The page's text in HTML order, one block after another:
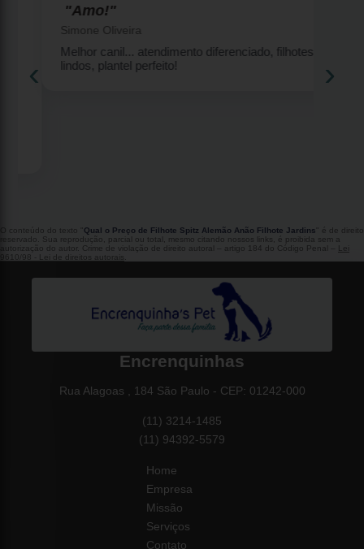
"Amo!"
Simone Oliveira
Melhor canil... atendimento diferenciado, filhotes
lindos, plantel perfeito!
‹ ›
O conteúdo do texto " Qual o Preço de Filhote Spitz Alemão Anão Filhote Jardins " é de direito
reservado. Sua reprodução, parcial ou total, mesmo citando nossos links, é proibida sem a
autorização do autor. Crime de violação de direito autoral – artigo 184 do Código Penal –
Lei
9610/98 - Lei de direitos autorais .
Encrenquinhas
Rua Alagoas , 184 São Paulo - CEP: 01242-000
(11) 3214-1485
(11) 94392-5579
Home
Empresa
Missão
Serviços
Contato